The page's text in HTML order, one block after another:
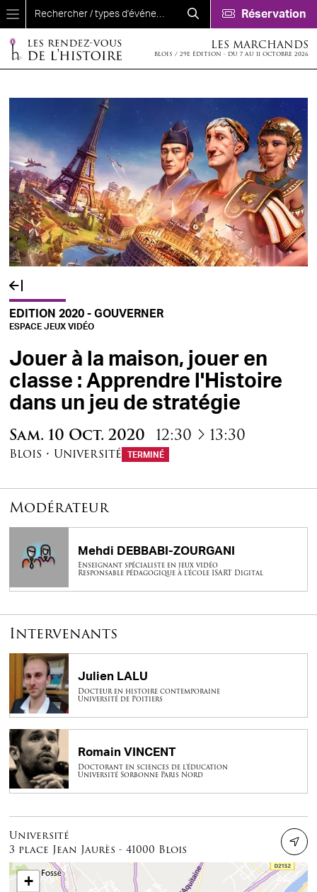
Aller au contenu principal
Réservation
LES MARCHANDS
BLOIS / 29E ÉDITION - DU 7 AU 11 OCTOBRE 2026
EDITION 2020 - GOUVERNER
ESPACE JEUX VIDÉO
Jouer à la maison, jouer en
classe : Apprendre l'Histoire
dans un jeu de stratégie
Sam. 10 Oct. 2020 12:30 à13:30
Blois • Université TERMINÉ
Modérateur
Mehdi DEBBABI-ZOURGANI
Enseignant spécialiste en jeux vidéo
Responsable pédagogique à l’école ISART Digital
Intervenants
Julien LALU
Docteur en histoire contemporaine
Université de Poitiers
Romain VINCENT
Doctorant en sciences de l’éducation
Université Sorbonne Paris Nord
Université
3 place Jean Jaurès - 41000 Blois
+